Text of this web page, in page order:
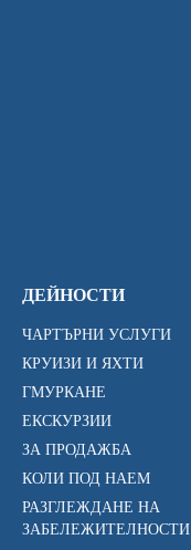
ДЕЙНОСТИ
ЧАРТЪРНИ УСЛУГИ
КРУИЗИ И ЯХТИ
ГМУРКАНЕ
ЕКСКУРЗИИ
ЗА ПРОДАЖБА
КОЛИ ПОД НАЕМ
РАЗГЛЕЖДАНЕ НА
ЗАБЕЛЕЖИТЕЛНОСТИ